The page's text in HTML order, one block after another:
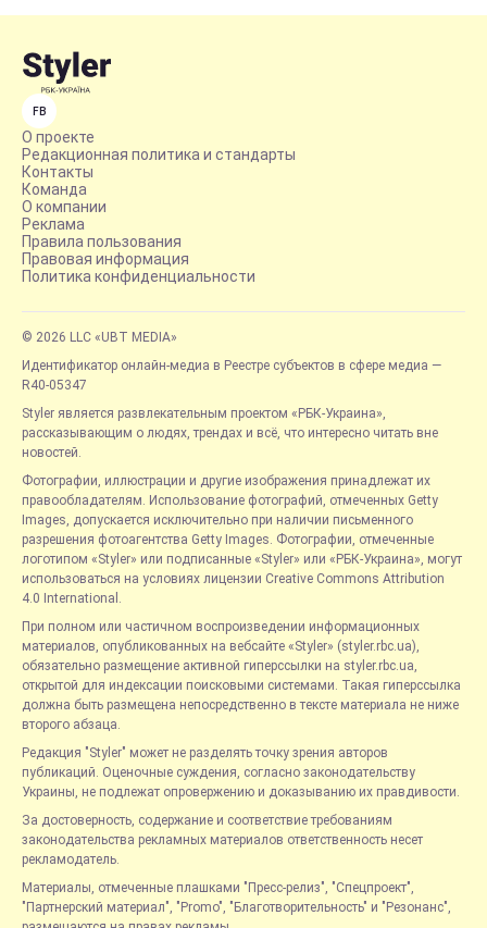
FB
О проекте
Редакционная политика и стандарты
Контакты
Команда
О компании
Реклама
Правила пользования
Правовая информация
Политика конфиденциальности
© 2026 LLC «UBT MEDIA»
Идентификатор онлайн-медиа в Реестре субъектов в сфере медиа —
R40-05347
Styler является развлекательным проектом «РБК-Украина»,
рассказывающим о людях, трендах и всё, что интересно читать вне
новостей.
Фотографии, иллюстрации и другие изображения принадлежат их
правообладателям. Использование фотографий, отмеченных Getty
Images, допускается исключительно при наличии письменного
разрешения фотоагентства Getty Images. Фотографии, отмеченные
логотипом «Styler» или подписанные «Styler» или «РБК-Украина», могут
использоваться на условиях лицензии Creative Commons Attribution
4.0 International.
При полном или частичном воспроизведении информационных
материалов, опубликованных на вебсайте «Styler» (styler.rbc.ua),
обязательно размещение активной гиперссылки на styler.rbc.ua,
открытой для индексации поисковыми системами. Такая гиперссылка
должна быть размещена непосредственно в тексте материала не ниже
второго абзаца.
Редакция "Styler" может не разделять точку зрения авторов
публикаций. Оценочные суждения, согласно законодательству
Украины, не подлежат опровержению и доказыванию их правдивости.
За достоверность, содержание и соответствие требованиям
законодательства рекламных материалов ответственность несет
рекламодатель.
Материалы, отмеченные плашками "Пресс-релиз", "Спецпроект",
"Партнерский материал", "Promo", "Благотворительность" и "Резонанс",